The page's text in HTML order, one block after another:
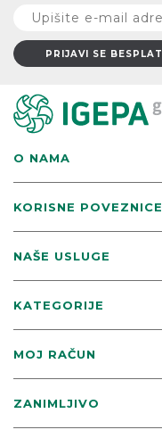
O NAMA
KORISNE POVEZNICE
NAŠE USLUGE
KATEGORIJE
MOJ RAČUN
ZANIMLJIVO